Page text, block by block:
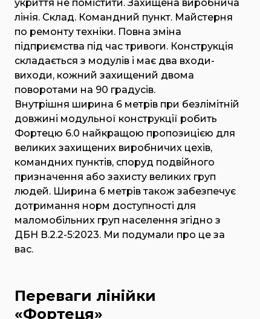
укриття не помістити. Захищена виробнича
лінія. Склад. Командний пункт. Майстерня
по ремонту техніки. Повна зміна
підприємства під час тривоги. Конструкція
складається з модулів і має два входи-
виходи, кожний захищений двома
поворотами на 90 градусів.
Внутрішня ширина 6 метрів при безлімітній
довжині модульної конструкції робить
Фортецю 6.0 найкращою пропозицією для
великих захищених виробничих цехів,
командних пунктів, споруд подвійного
призначення або захисту великих груп
людей. Ширина 6 метрів також забезпечує
дотримання норм доступності для
маломобільних груп населення згідно з
ДБН В.2.2-5:2023. Ми подумали про це за
вас.
Переваги лінійки
«Фортеця»